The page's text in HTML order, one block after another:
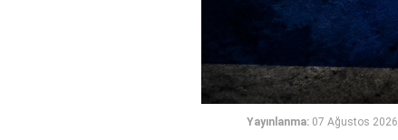
Yayınlanma: 07 Ağustos